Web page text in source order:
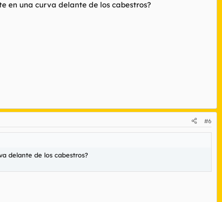
en una curva delante de los cabestros?
#6
delante de los cabestros?